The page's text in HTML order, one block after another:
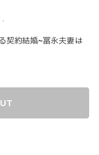
契約結婚~冨永夫妻は